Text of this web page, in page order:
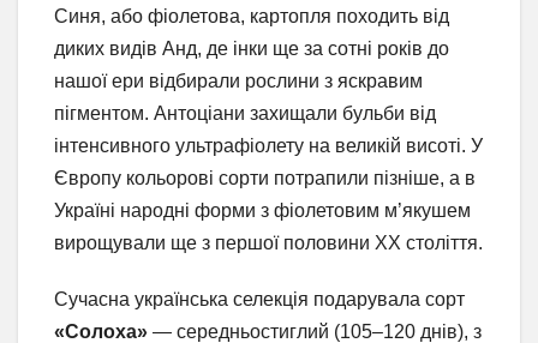
Синя, або фіолетова, картопля походить від
диких видів Анд, де інки ще за сотні років до
нашої ери відбирали рослини з яскравим
пігментом. Антоціани захищали бульби від
інтенсивного ультрафіолету на великій висоті. У
Європу кольорові сорти потрапили пізніше, а в
Україні народні форми з фіолетовим м’якушем
вирощували ще з першої половини XX століття.
Сучасна українська селекція подарувала сорт
«Солоха» — середньостиглий (105–120 днів), з